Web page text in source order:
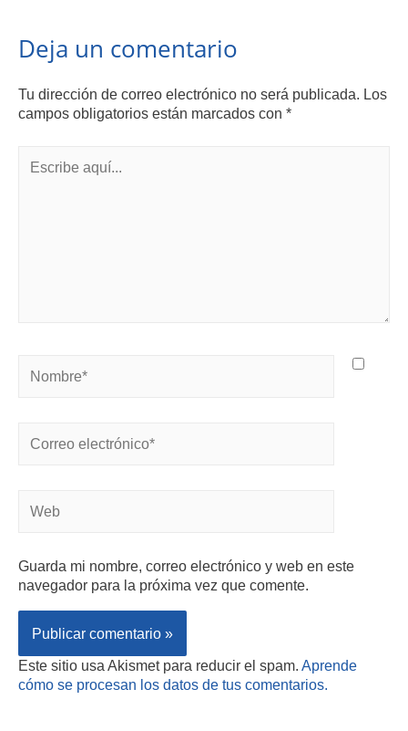
Deja un comentario
Tu dirección de correo electrónico no será publicada. Los
campos obligatorios están marcados con *
Guarda mi nombre, correo electrónico y web en este
navegador para la próxima vez que comente.
Este sitio usa Akismet para reducir el spam. Aprende
cómo se procesan los datos de tus comentarios.